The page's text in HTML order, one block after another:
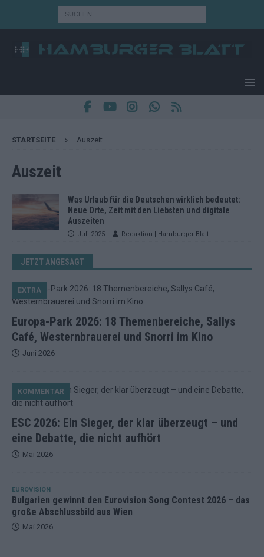
STARTSEITE Auszeit
Auszeit
Was Urlaub für die Deutschen wirklich bedeutet:
Neue Orte, Zeit mit den Liebsten und digitale
Auszeiten
Juli 2025 Redaktion | Hamburger Blatt
JETZT ANGESAGT
Europa-Park 2026: 18 Themenbereiche, Sallys
Café, Westernbrauerei und Snorri im Kino
EXTRA
Juni 2026
ESC 2026: Ein Sieger, der klar überzeugt – und
eine Debatte, die nicht aufhört
KOMMENTAR
Mai 2026
EUROVISION
Bulgarien gewinnt den Eurovision Song Contest 2026 – das
große Abschlussbild aus Wien
Mai 2026